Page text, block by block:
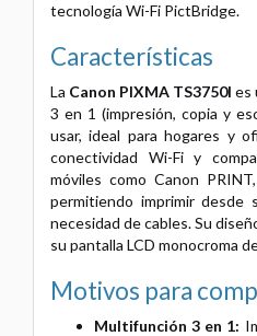
tecnología Wi-Fi PictBridge.
Características
La Canon PIXMA TS3750I es
3 en 1 (impresión, copia y
usar, ideal para hogares y
conectividad Wi-Fi y
móviles como Canon
permitiendo imprimir desde
necesidad de cables. Su
su pantalla LCD monocroma
Motivos para
Multifunción 3 en 1: